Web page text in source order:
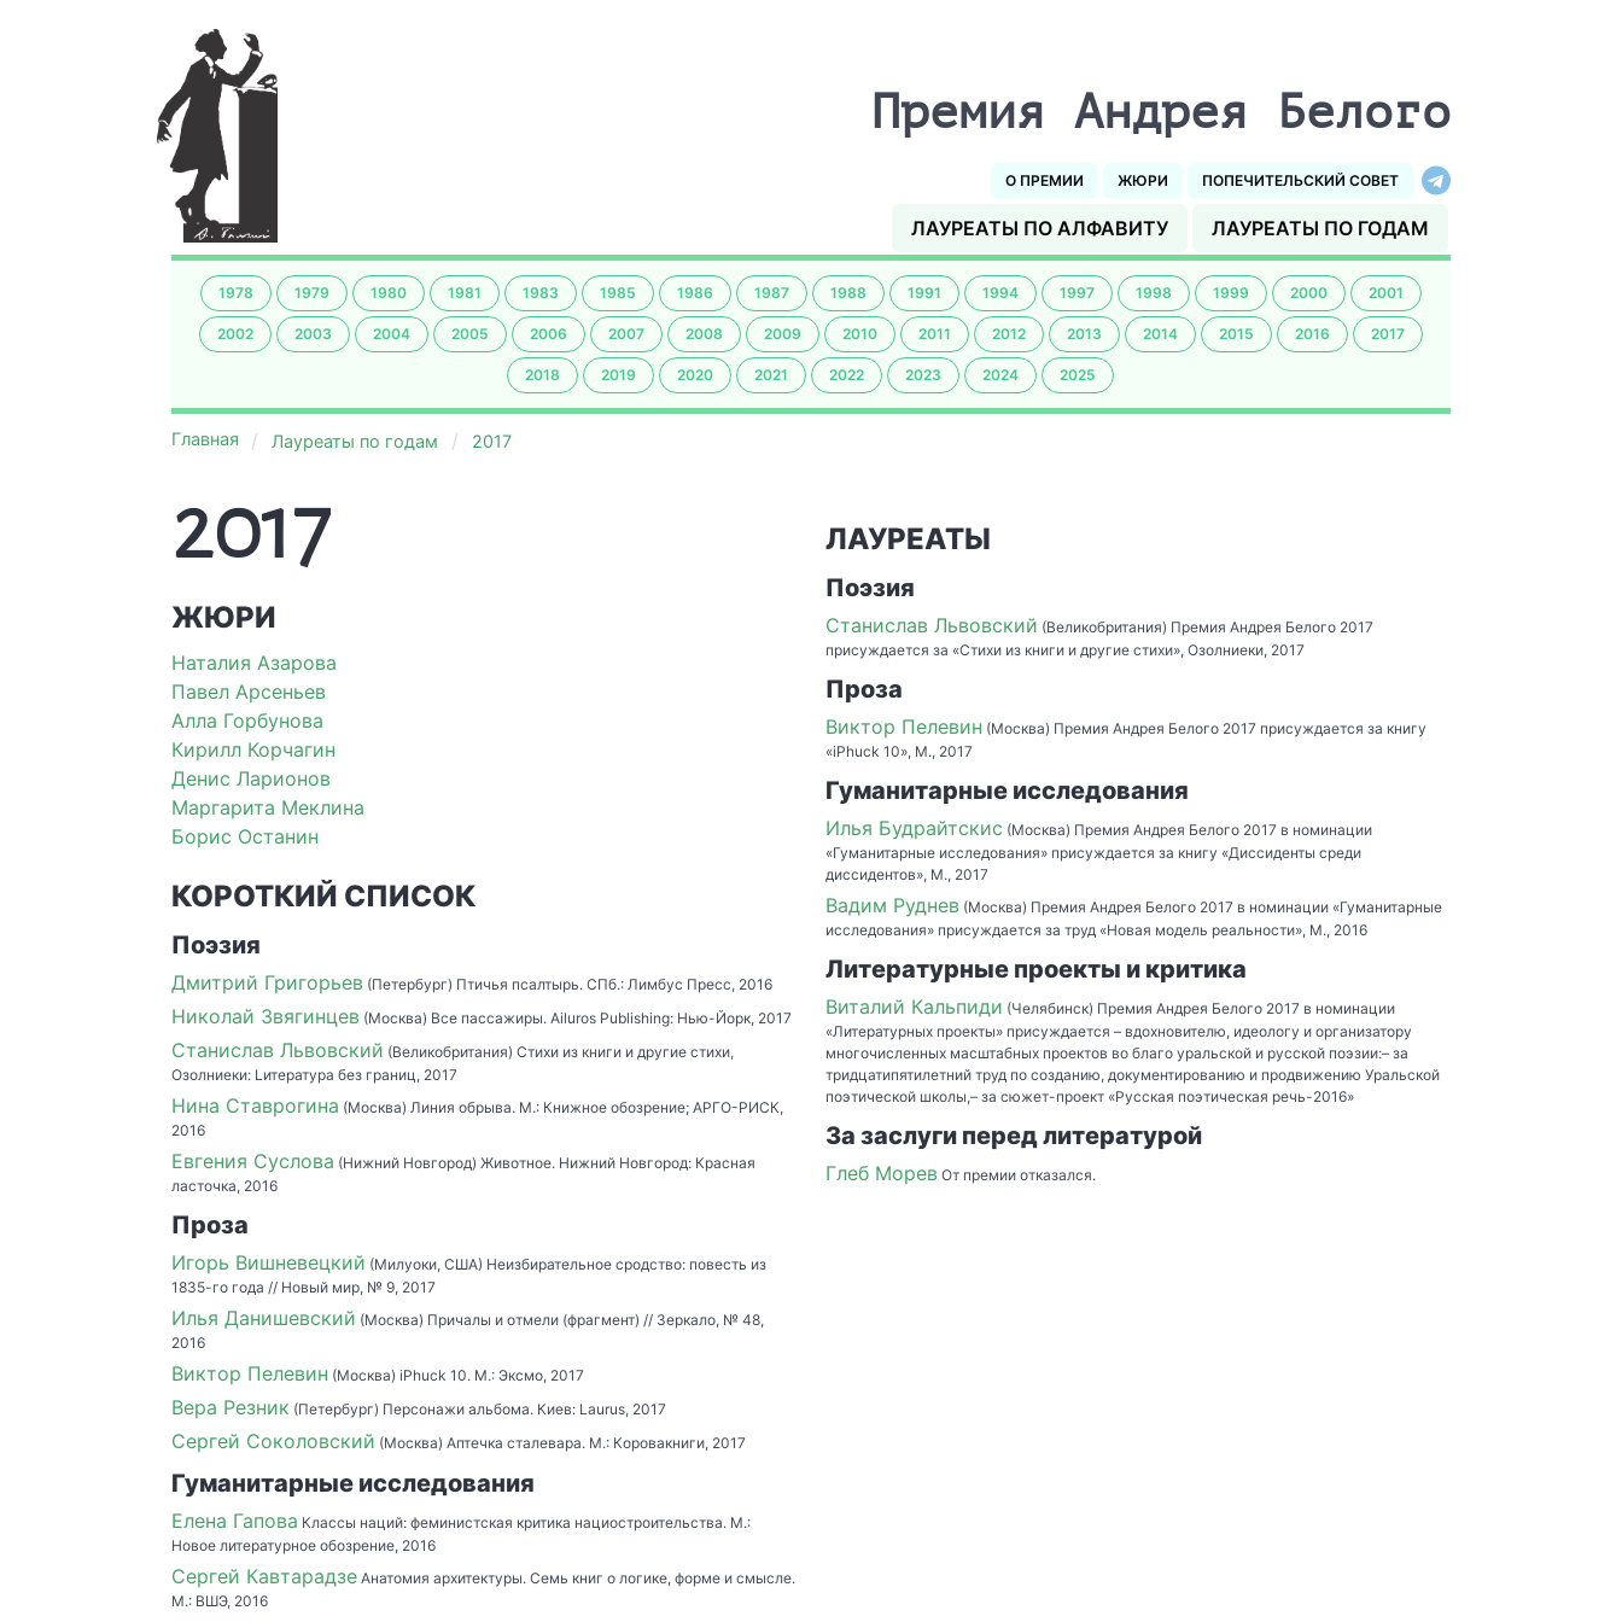
Премия Андрея Белого
О ПРЕМИИ ЖЮРИ ПОПЕЧИТЕЛЬСКИЙ СОВЕТ
ЛАУРЕАТЫ ПО АЛФАВИТУ ЛАУРЕАТЫ ПО ГОДАМ
1978 1979 1980 1981 1983 1985 1986 1987 1988 1991 1994 1997 1998 1999 2000 2001
2002 2003 2004 2005 2006 2007 2008 2009 2010 2011 2012 2013 2014 2015 2016 2017
2018 2019 2020 2021 2022 2023 2024 2025
Главная Лауреаты по годам 2017
2017
ЖЮРИ
Наталия Азарова
Павел Арсеньев
Алла Горбунова
Кирилл Корчагин
Денис Ларионов
Маргарита Меклина
Борис Останин
КОРОТКИЙ СПИСОК
Поэзия
Дмитрий Григорьев (Петербург) Птичья псалтырь. СПб.: Лимбус Пресс, 2016
Николай Звягинцев (Москва) Все пассажиры. Ailuros Publishing: Нью-Йорк, 2017
Станислав Львовский (Великобритания) Стихи из книги и другие стихи,
Озолниеки: Lитература без границ, 2017
Нина Ставрогина (Москва) Линия обрыва. М.: Книжное обозрение; АРГО-РИСК,
2016
Евгения Суслова (Нижний Новгород) Животное. Нижний Новгород: Красная
ласточка, 2016
Проза
Игорь Вишневецкий (Милуоки, США) Неизбирательное сродство: повесть из
1835-го года // Новый мир, № 9, 2017
Илья Данишевский (Москва) Причалы и отмели (фрагмент) // Зеркало, № 48,
2016
Виктор Пелевин (Москва) iPhuck 10. М.: Эксмо, 2017
Вера Резник (Петербург) Персонажи альбома. Киев: Laurus, 2017
Сергей Соколовский (Москва) Аптечка сталевара. М.: Коровакниги, 2017
Гуманитарные исследования
Елена Гапова Классы наций: феминистская критика нациостроительства. М.:
Новое литературное обозрение, 2016
Сергей КавтарадзеАнатомия архитектуры. Семь книг о логике, форме и смысле.
М.: ВШЭ, 2016
ЛАУРЕАТЫ
Поэзия
Станислав Львовский (Великобритания) Премия Андрея Белого 2017
присуждается за «Стихи из книги и другие стихи», Озолниеки, 2017
Проза
Виктор Пелевин (Москва) Премия Андрея Белого 2017 присуждается за книгу
«iPhuck 10», М., 2017
Гуманитарные исследования
Илья Будрайтскис (Москва) Премия Андрея Белого 2017 в номинации
«Гуманитарные исследования» присуждается за книгу «Диссиденты среди
диссидентов», М., 2017
Вадим Руднев (Москва) Премия Андрея Белого 2017 в номинации «Гуманитарные
исследования» присуждается за труд «Новая модель реальности», М., 2016
Литературные проекты и критика
Виталий Кальпиди (Челябинск) Премия Андрея Белого 2017 в номинации
«Литературных проекты» присуждается – вдохновителю, идеологу и организатору
многочисленных масштабных проектов во благо уральской и русской поэзии:– за
тридцатипятилетний труд по созданию, документированию и продвижению Уральской
поэтической школы,– за сюжет-проект «Русская поэтическая речь-2016»
За заслуги перед литературой
Глеб Морев От премии отказался.